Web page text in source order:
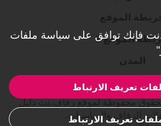
الموقع 2
الزفاف والمناسبات.
فإنك توافق على سياسة ملفات
تعريف الارتباط
تعريف الارتباط